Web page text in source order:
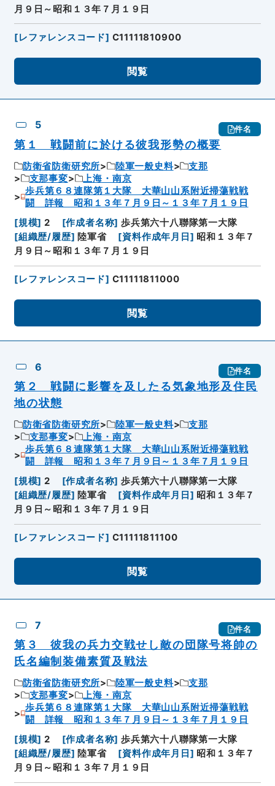
月９日～昭和１３年７月１９日
[レファレンスコード] C11111810900
閲覧
5 件名
第１ 戦闘前に於ける彼我形勢の概要
防衛省防衛研究所 陸軍一般史料
支那
支那事変
上海・南京
歩兵第６８連隊第１大隊 大華山山系附近掃蕩戦戦
闘 詳報 昭和１３年７月９日～１３年７月１９日
[規模] 2 [作成者名称] 歩兵第六十八聯隊第一大隊
[組織歴/履歴] 陸軍省 [資料作成年月日 ] 昭和１３年７
月９日～昭和１３年７月１９日
[レファレンスコード] C11111811000
閲覧
6 件名
第２ 戦闘に影響を及したる気象地形及住民
地の状態
防衛省防衛研究所 陸軍一般史料
支那
支那事変
上海・南京
歩兵第６８連隊第１大隊 大華山山系附近掃蕩戦戦
闘 詳報 昭和１３年７月９日～１３年７月１９日
[規模] 2 [作成者名称] 歩兵第六十八聯隊第一大隊
[組織歴/履歴] 陸軍省 [資料作成年月日 ] 昭和１３年７
月９日～昭和１３年７月１９日
[レファレンスコード] C11111811100
閲覧
7 件名
第３ 彼我の兵力交戦せし敵の団隊号将帥の
氏名編制装備素質及戦法
防衛省防衛研究所 陸軍一般史料
支那
支那事変
上海・南京
歩兵第６８連隊第１大隊 大華山山系附近掃蕩戦戦
闘 詳報 昭和１３年７月９日～１３年７月１９日
[規模] 2 [作成者名称] 歩兵第六十八聯隊第一大隊
[組織歴/履歴] 陸軍省 [資料作成年月日 ] 昭和１３年７
月９日～昭和１３年７月１９日